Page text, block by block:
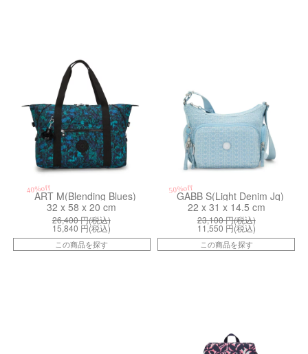
40%off
ART M(Blending Blues)
32 x 58 x 20 cm
26,400円(税込)
15,840 円(税込)
この商品を探す
50%off
GABB S(Light Denim Jq)
22 x 31 x 14.5 cm
23,100円(税込)
11,550 円(税込)
この商品を探す